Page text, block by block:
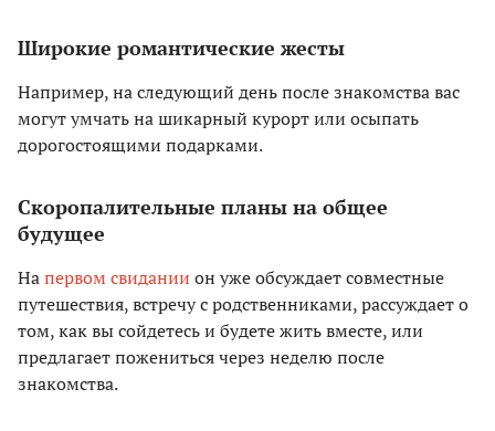
Широкие романтические жесты
Например, на следующий день после знакомства вас
могут умчать на шикарный курорт или осыпать
дорогостоящими подарками.
Скоропалительные планы на общее
будущее
Напервом свидании он уже обсуждает совместные
путешествия, встречу с родственниками, рассуждает о
том, как вы сойдетесь и будете жить вместе, или
предлагает пожениться через неделю после
знакомства.